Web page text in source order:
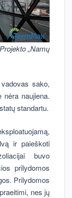
„Namų
sako,
naujiena.
standartu.
ir paieškoti
buvo
prilydomos
Prilydomos
nes jų